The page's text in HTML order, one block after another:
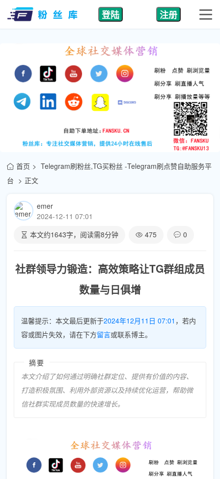
登陆 注册
首页
Telegram刷粉丝,TG买粉丝 -Telegram刷点赞自助服务平
台
正文
emer
2024-12-11 07:01
本文约1643字，阅读需8分钟 475 0
社群领导力锻造：高效策略让TG群组成员
数量与日俱增
温馨提示：本文最后更新于2024年12月11日 07:01 ，若内
容或图片失效，请在下方留言或联系博主。
摘要
本文介绍了如何通过明确社群定位、提供有价值的内容、
打造积极氛围、利用外部资源以及持续优化运营，帮助微
信社群实现成员数量的快速增长。